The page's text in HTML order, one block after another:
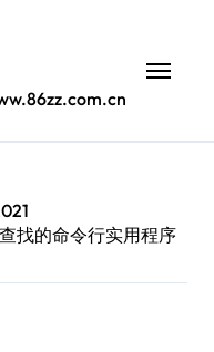
找的命令行实用程序